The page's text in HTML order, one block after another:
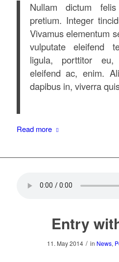
Nullam dictum
pretium. Integer
Vivamus elementum
vulputate eleifend
ligula, porttitor eu,
eleifend ac, enim.
dapibus in, viverra
Read more
Entry
11. May 2014 / in News,